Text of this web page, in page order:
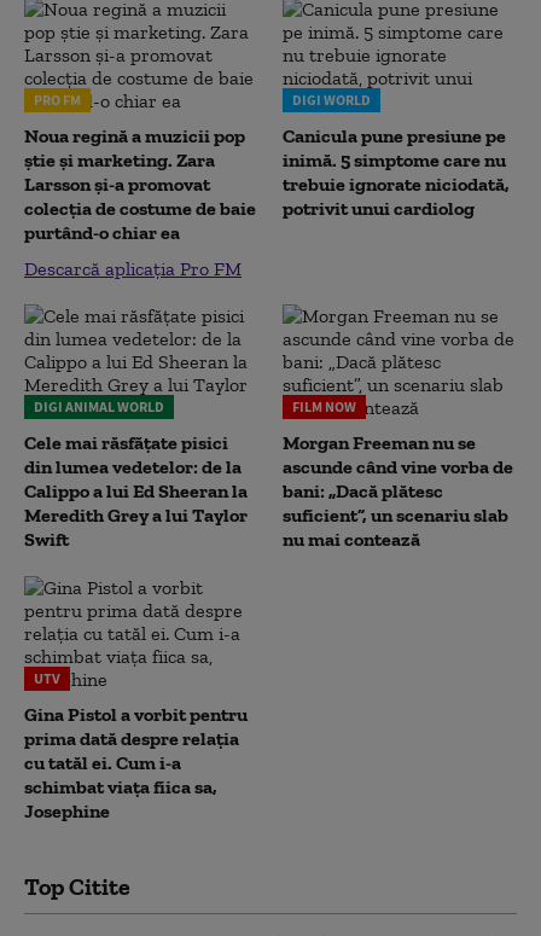
PRO FM
Noua regină a muzicii pop
știe și marketing. Zara
Larsson și-a promovat
colecția de costume de baie
purtând-o chiar ea
Descarcă aplicația Pro FM
DIGI WORLD
Canicula pune presiune pe
inimă. 5 simptome care nu
trebuie ignorate niciodată,
potrivit unui cardiolog
DIGI ANIMAL WORLD
Cele mai răsfățate pisici
din lumea vedetelor: de la
Calippo a lui Ed Sheeran la
Meredith Grey a lui Taylor
Swift
FILM NOW
Morgan Freeman nu se
ascunde când vine vorba de
bani: „Dacă plătesc
suficient”, un scenariu slab
nu mai contează
UTV
Gina Pistol a vorbit pentru
prima dată despre relația
cu tatăl ei. Cum i-a
schimbat viața fiica sa,
Josephine
Top Citite